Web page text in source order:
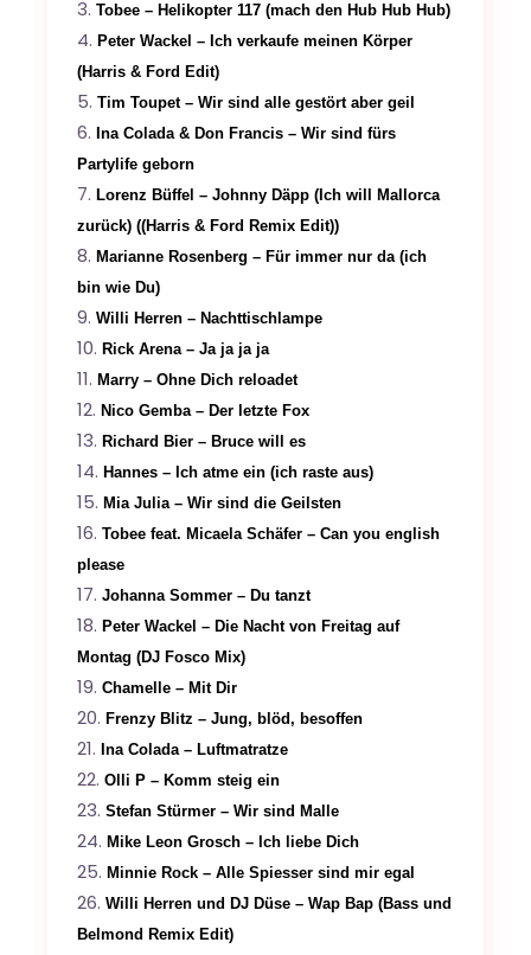
Tobee – Helikopter 117 (mach den Hub Hub Hub)
Peter Wackel – Ich verkaufe meinen Körper
(Harris & Ford Edit)
Tim Toupet – Wir sind alle gestört aber geil
Ina Colada & Don Francis – Wir sind fürs
Partylife geborn
Lorenz Büffel – Johnny Däpp (Ich will Mallorca
zurück) ((Harris & Ford Remix Edit))
Marianne Rosenberg – Für immer nur da (ich
bin wie Du)
Willi Herren – Nachttischlampe
Rick Arena – Ja ja ja ja
Marry – Ohne Dich reloadet
Nico Gemba – Der letzte Fox
Richard Bier – Bruce will es
Hannes – Ich atme ein (ich raste aus)
Mia Julia – Wir sind die Geilsten
Tobee feat. Micaela Schäfer – Can you english
please
Johanna Sommer – Du tanzt
Peter Wackel – Die Nacht von Freitag auf
Montag (DJ Fosco Mix)
Chamelle – Mit Dir
Frenzy Blitz – Jung, blöd, besoffen
Ina Colada – Luftmatratze
Olli P – Komm steig ein
Stefan Stürmer – Wir sind Malle
Mike Leon Grosch – Ich liebe Dich
Minnie Rock – Alle Spiesser sind mir egal
Willi Herren und DJ Düse – Wap Bap (Bass und
Belmond Remix Edit)